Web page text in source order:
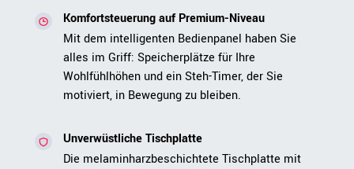
Komfortsteuerung auf Premium-Niveau
Mit dem intelligenten Bedienpanel haben Sie
alles im Griff: Speicherplätze für Ihre
Wohlfühlhöhen und ein Steh-Timer, der Sie
motiviert, in Bewegung zu bleiben.
Unverwüstliche Tischplatte
Die melaminharzbeschichtete Tischplatte mit